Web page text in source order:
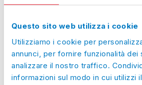
Questo sito web utilizza i cookie
Utilizziamo i cookie per
annunci, per fornire funzionalità dei
analizzare il nostro traffico.
informazioni sul modo in cui utilizzi
Gio, 06/08/2026:
Chiuso
Ven, 07/08/2026:
Chiuso
Dom, 09/08/2026:
Chiuso
Lun, 10/08/2026:
Chiuso
Mar, 11/08/2026:
Chiuso